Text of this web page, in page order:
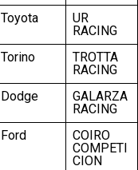
Toyota
UR
RACING
Torino
TROTTA
RACING
Dodge
GALARZA
RACING
Ford
COIRO
COMPETI
CION